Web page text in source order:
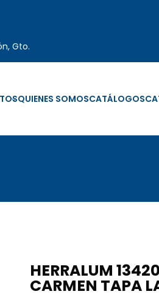
Gto.
QUIENES SOMOSCATÁLOGOS
HERRALUM
CARMEN TAPA